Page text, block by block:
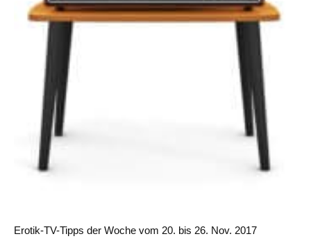
Erotik-TV-Tipps der Woche vom 20. bis 26. Nov. 2017